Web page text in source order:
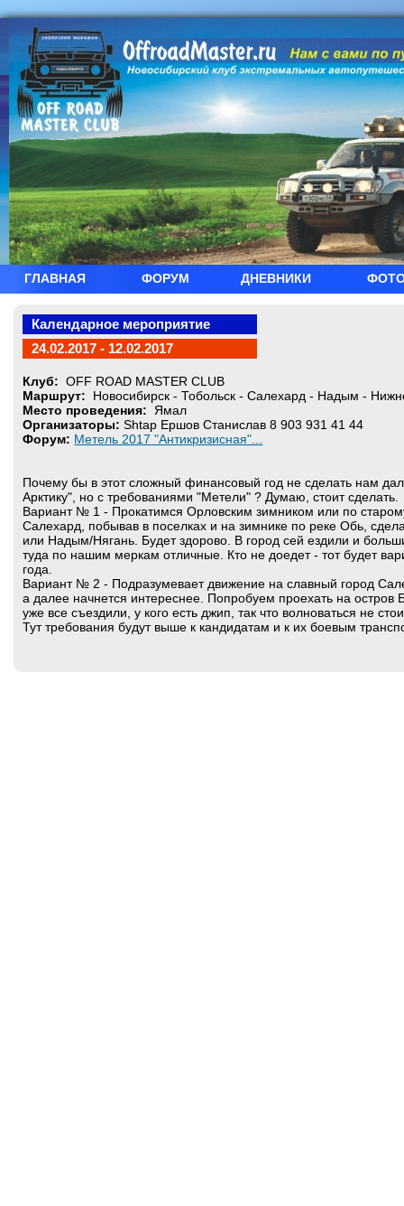
ГЛАВНАЯ ФОРУМ ДНЕВНИКИ
Календарное мероприятие
24.02.2017 - 12.02.2017
Клуб: OFF ROAD MASTER CLUB
Маршрут:
Новосибирск - Тобольск - Салехард - Надым -
Место проведения: Ямал
Организаторы:Shtap Ершов Станислав 8 903 931 41 44
Форум: Метель 2017 "Антикризисная"...
Почему бы в этот сложный финансовый год не сделать нам
Арктику", но с требованиями "Метели" ? Думаю, стоит сделать.
Вариант № 1 - Прокатимся Орловским зимником или по
Салехард, побывав в поселках и на зимнике по реке Обь,
или Надым/Нягань. Будет здорово. В город сей ездили и
туда по нашим меркам отличные. Кто не доедет - тот будет
года.
Вариант № 2 - Подразумевает движение на славный город
а далее начнется интереснее. Попробуем проехать на
уже все съездили, у кого есть джип, так что волноваться не
Тут требования будут выше к кандидатам и к их боевым